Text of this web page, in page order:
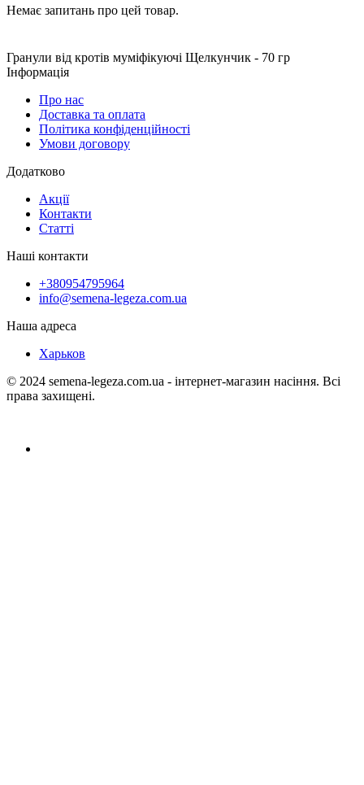
Немає запитань про цей товар.
Гранули від кротів муміфікуючі Щелкунчик - 70 гр
Інформація
Про нас
Доставка та оплата
Політика конфіденційності
Умови договору
Додатково
Акції
Контакти
Статті
Наші контакти
+380954795964
info@semena-legeza.com.ua
Наша адреса
Харьков
© 2024 semena-legeza.com.ua - інтернет-магазин насіння. Всі
права захищені.